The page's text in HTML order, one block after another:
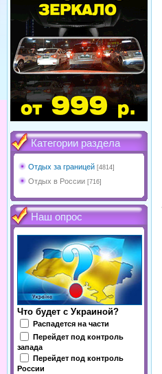
Категории раздела
Отдых за границей [4814]
Отдых в России [716]
Наш опрос
Что будет с Украиной?
Распадется на части
Перейдет под контроль
запада
Перейдет под контроль
России